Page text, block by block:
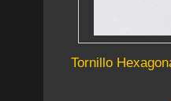
Tornillo